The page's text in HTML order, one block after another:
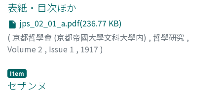
表紙・目次ほか
jps_02_01_a.pdf(236.77 KB)
( 京都哲學會 (京都帝國大學文科大學内) , 哲學研究 ,
Volume 2 , Issue 1 , 1917 )
Item
セザンヌ